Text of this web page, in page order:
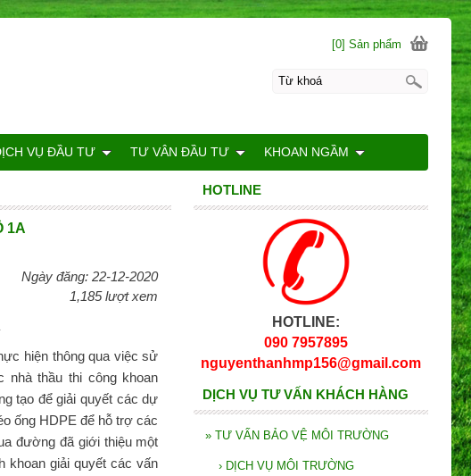
1A
Ngày đăng: 22-12-2020
1,185 lượt xem
hiện thông qua việc sử
nhà thầu thi công khoan
tạo để giải quyết các dự
ống HDPE để hỗ trợ các
đường đã giới thiệu một
khoan giải quyết các vấn
HOTLINE
HOTLINE:
090 7957895
nguyenthanhmp156@gmail.com
DỊCH VỤ TƯ VẤN KHÁCH HÀNG
»TƯ VẤN BẢO VỆ MÔI TRƯỜNG
› DỊCH VỤ MÔI TRƯỜNG
[0] Sản phẩm
VỤ ĐẦU TƯ TƯ VÂN ĐẦU TƯ KHOAN NGẦM